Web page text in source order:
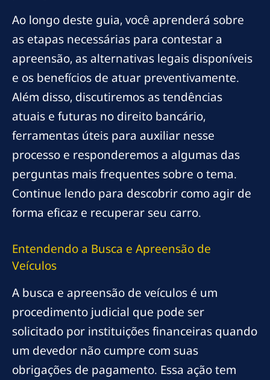
Ao longo deste guia, você aprenderá sobre
as etapas necessárias para contestar a
apreensão, as alternativas legais disponíveis
e os benefícios de atuar preventivamente.
Além disso, discutiremos as tendências
atuais e futuras no direito bancário,
ferramentas úteis para auxiliar nesse
processo e responderemos a algumas das
perguntas mais frequentes sobre o tema.
Continue lendo para descobrir como agir de
forma eficaz e recuperar seu carro.
Entendendo a Busca e Apreensão de
Veículos
A busca e apreensão de veículos é um
procedimento judicial que pode ser
solicitado por instituições financeiras quando
um devedor não cumpre com suas
obrigações de pagamento. Essa ação tem